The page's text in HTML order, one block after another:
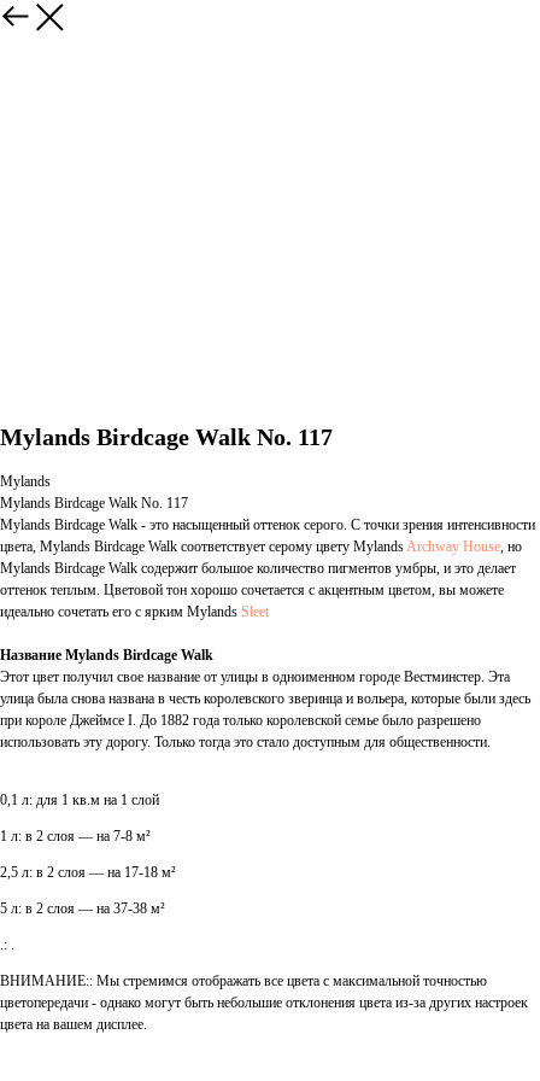
Mylands Birdcage Walk No. 117
Mylands
Mylands Birdcage Walk No. 117
Mylands Birdcage Walk - это насыщенный оттенок серого. С точки зрения интенсивности
цвета, Mylands Birdcage Walk соответствует серому цвету Mylands Archway House , но
Mylands Birdcage Walk содержит большое количество пигментов умбры, и это делает
оттенок теплым. Цветовой тон хорошо сочетается с акцентным цветом, вы можете
идеально сочетать его с ярким Mylands Sleet
Название Mylands Birdcage Walk
Этот цвет получил свое название от улицы в одноименном городе Вестминстер. Эта
улица была снова названа в честь королевского зверинца и вольера, которые были здесь
при короле Джеймсе I. До 1882 года только королевской семье было разрешено
использовать эту дорогу. Только тогда это стало доступным для общественности.
0,1 л: для 1 кв.м на 1 слой
1 л: в 2 слоя — на 7-8 м²
2,5 л: в 2 слоя — на 17-18 м²
5 л: в 2 слоя — на 37-38 м²
.: .
ВНИМАНИЕ:: Мы стремимся отображать все цвета с максимальной точностью
цветопередачи - однако могут быть небольшие отклонения цвета из-за других настроек
цвета на вашем дисплее.